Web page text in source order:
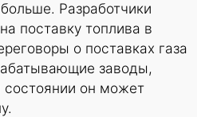
Разработчики
поставку топлива в
о поставках газа
заводы,
он может